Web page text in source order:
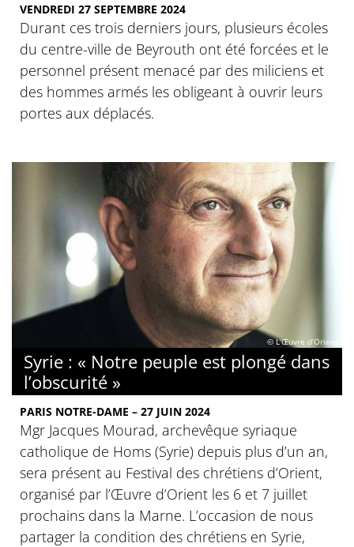
VENDREDI 27 SEPTEMBRE 2024
Durant ces trois derniers jours, plusieurs écoles
du centre-ville de Beyrouth ont été forcées et le
personnel présent menacé par des miliciens et
des hommes armés les obligeant à ouvrir leurs
portes aux déplacés.
© L’Œuvre d’Orient
Syrie : « Notre peuple est plongé dans
l’obscurité »
PARIS NOTRE-DAME – 27 JUIN 2024
Mgr Jacques Mourad, archevêque syriaque
catholique de Homs (Syrie) depuis plus d’un an,
sera présent au Festival des chrétiens d’Orient,
organisé par l’Œuvre d’Orient les 6 et 7 juillet
prochains dans la Marne. L’occasion de nous
partager la condition des chrétiens en Syrie,